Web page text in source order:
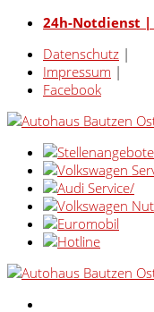
24h-Notdienst |
Datenschutz |
Impressum |
Facebook